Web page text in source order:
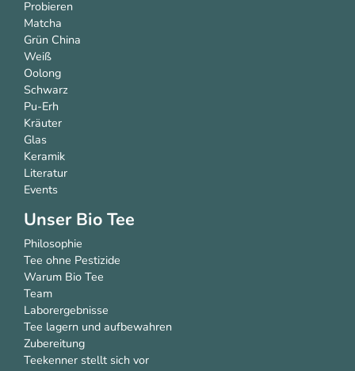
Probieren
Matcha
Grün China
Weiß
Oolong
Schwarz
Pu-Erh
Kräuter
Glas
Keramik
Literatur
Events
Unser Bio Tee
Philosophie
Tee ohne Pestizide
Warum Bio Tee
Team
Laborergebnisse
Tee lagern und aufbewahren
Zubereitung
Teekenner stellt sich vor